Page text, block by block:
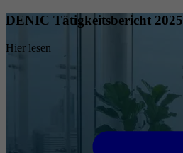
DENIC Tätigkeitsbericht 2025
Hier lesen